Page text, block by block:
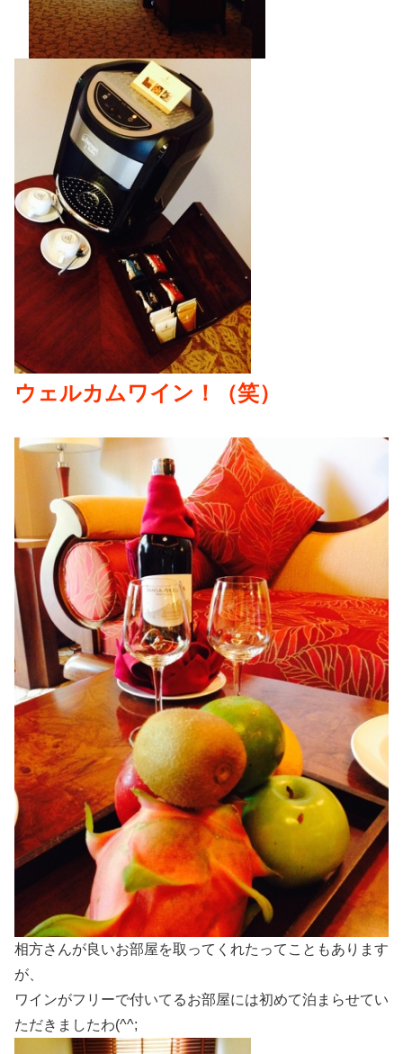
ウェルカムワイン！（笑）
相方さんが良いお部屋を取ってくれたってこともあります
が、
ワインがフリーで付いてるお部屋には初めて泊まらせてい
ただきましたわ(^^;